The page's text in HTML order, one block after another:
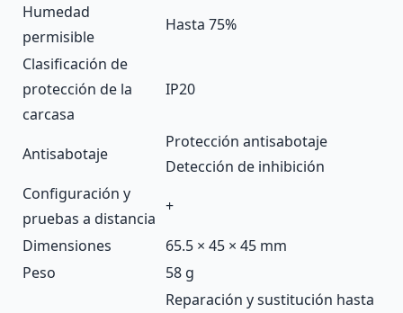
Humedad
permisible
Hasta 75%
Clasificación de
protección de la
carcasa
IP20
Antisabotaje
Protección antisabotaje
Detección de inhibición
Configuración y
pruebas a distancia
+
Dimensiones
65.5 × 45 × 45 mm
Peso
58 g
Reparación y sustitución hasta